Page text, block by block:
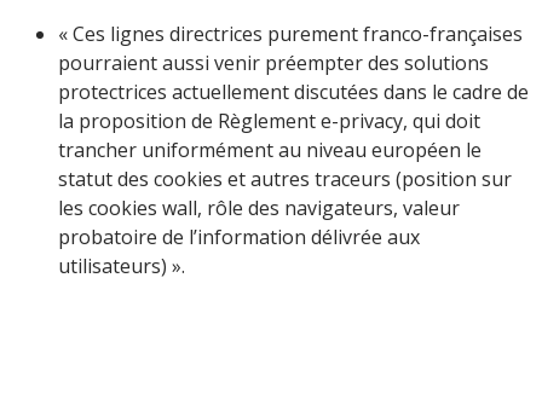
« Ces lignes directrices purement franco-françaises
pourraient aussi venir préempter des solutions
protectrices actuellement discutées dans le cadre de
la proposition de Règlement e-privacy, qui doit
trancher uniformément au niveau européen le
statut des cookies et autres traceurs (position sur
les cookies wall, rôle des navigateurs, valeur
probatoire de l’information délivrée aux
utilisateurs) ».